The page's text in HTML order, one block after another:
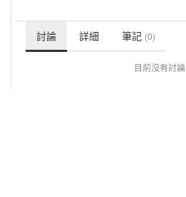
討論 詳細 筆記 (0)
目前沒有討論